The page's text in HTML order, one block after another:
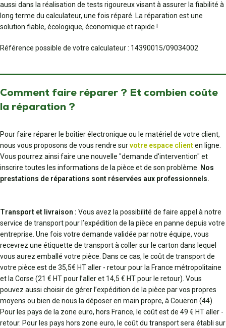
aussi dans la réalisation de tests rigoureux visant à assurer la fiabilité à
long terme du calculateur, une fois réparé. La réparation est une
solution fiable, écologique, économique et rapide !
Référence possible de votre calculateur : 14390015/09034002
Comment faire réparer ? Et combien coûte
la réparation ?
Pour faire réparer le boîtier électronique ou le matériel de votre client,
nous vous proposons de vous rendre survotre espace clienten ligne.
Vous pourrez ainsi faire une nouvelle "demande d'intervention" et
inscrire toutes les informations de la pièce et de son problème. Nos
prestations de réparations sont réservées aux professionnels.
Transport et livraison : Vous avez la possibilité de faire appel à notre
service de transport pour l’expédition de la pièce en panne depuis votre
entreprise. Une fois votre demande validée par notre équipe, vous
recevrez une étiquette de transport à coller sur le carton dans lequel
vous aurez emballé votre pièce. Dans ce cas, le coût de transport de
votre pièce est de 35,5€ HT aller - retour pour la France métropolitaine
et la Corse (21 € HT pour l’aller et 14,5 € HT pour le retour). Vous
pouvez aussi choisir de gérer l’expédition de la pièce par vos propres
moyens ou bien de nous la déposer en main propre, à Couëron (44).
Pour les pays de la zone euro, hors France, le coût est de 49 € HT aller -
retour. Pour les pays hors zone euro, le coût du transport sera établi sur